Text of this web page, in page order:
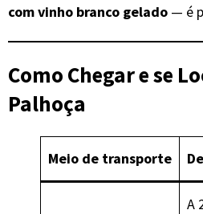
com vinho branco gelado — é
Como Chegar e se
Palhoça
Meio de transporte
A